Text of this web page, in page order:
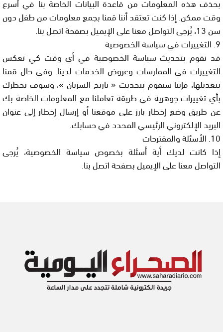
وقت ممكن. إذا كنت تعتقد أننا قمنا بجمع معلومات من طفل دون
سن 13، يُرجى التواصل معنا على الإيميل بصفحة اتصل بنا.
9. التغييرات في سياسة الخصوصية
قد نقوم بتحديث سياسة الخصوصية في أي وقت كي تعكس
التغييرات في الممارسات وعروض الخدمات لدينا. وفي حال قمنا
بتعديلها، فإننا سنقوم بتحديث « تاريخ السريان »، وسوف نخطرك
بأي تغييرات جوهرية في طريقة تعاملنا مع المعلومات الخاصة بك
عن طريق وضع إخطار بارز على موقعنا أو إرسال إخطار إلى عنوان
البريد الإلكتروني الرئيسي المحدد في حسابك.
10. الأسئلة والمقترحات
إذا كانت لديك أية أسئلة بخصوص سياسة الخصوصية، يُرجى
التواصل معنا على الإيميل بصفحة اتصل بنا.